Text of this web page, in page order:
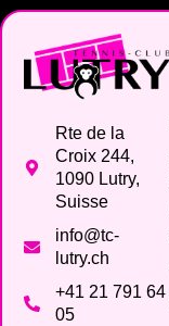
Rte de la
Croix 244,
1090 Lutry,
Suisse
info@tc-
lutry.ch
+41 21 791 64
05